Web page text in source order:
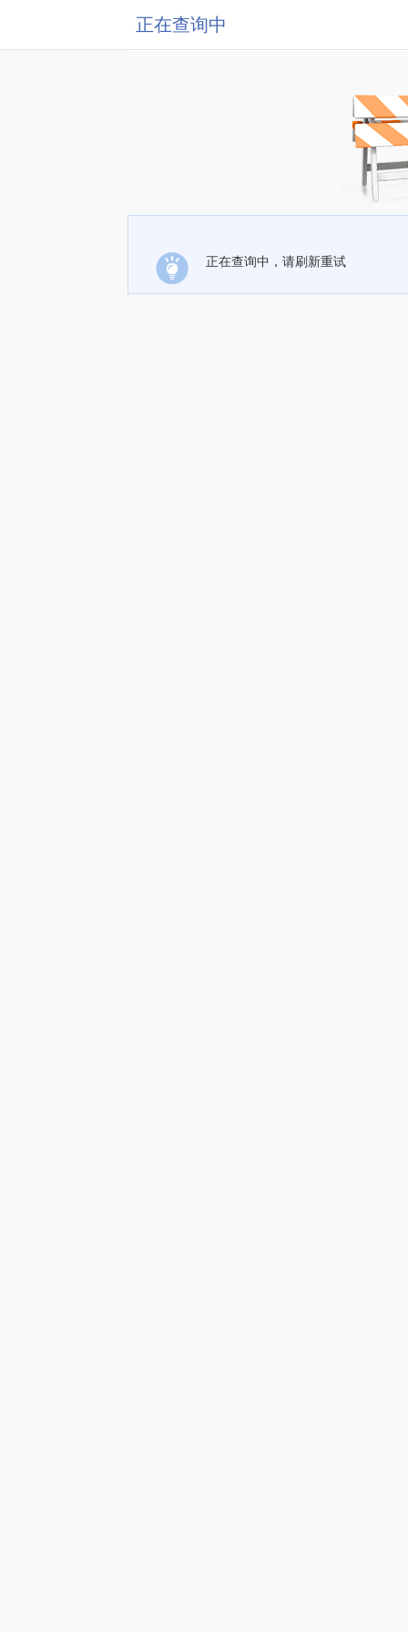
正在查询中
正在查询中，请刷新重试